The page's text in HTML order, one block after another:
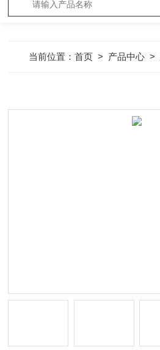
当前位置：首页 > 产品中心 >